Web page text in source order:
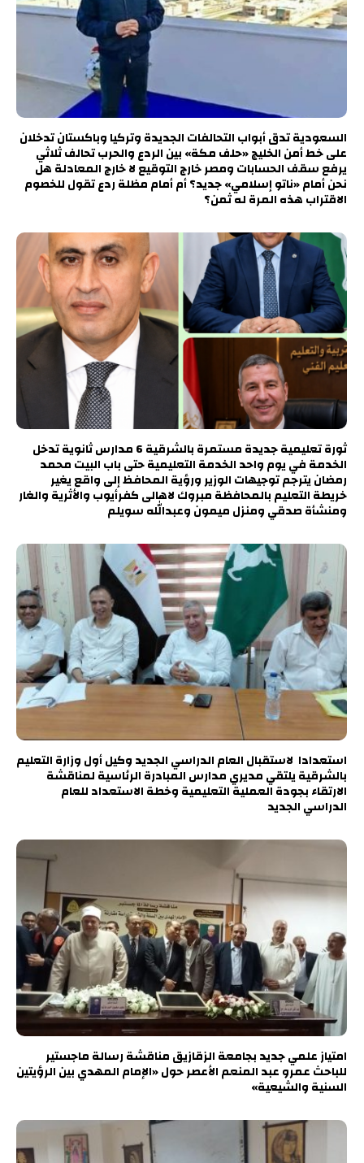
السعودية تدق أبواب التحالفات الجديدة وتركيا وباكستان تدخلان
على خط أمن الخليج «حلف مكة» بين الردع والحرب تحالف ثلاثي
يرفع سقف الحسابات ومصر خارج التوقيع لا خارج المعادلة هل
نحن أمام «ناتو إسلامي» جديد؟ أم أمام مظلة ردع تقول للخصوم
الاقتراب هذه المرة له ثمن؟
ثورة تعليمية جديدة مستمرة بالشرقية 6 مدارس ثانوية تدخل
الخدمة في يوم واحد الخدمة التعليمية حتى باب البيت محمد
رمضان يترجم توجيهات الوزير ورؤية المحافظ إلى واقع يغير
خريطة التعليم بالمحافظة مبروك لاهالى كفرأيوب والأثرية والغار
ومنشأة صدقي ومنزل ميمون وعبدالله سويلم
استعدادا لاستقبال العام الدراسي الجديد وكيل أول وزارة التعليم
بالشرقية يلتقي مديري مدارس المبادرة الرئاسية لمناقشة
الارتقاء بجودة العملية التعليمية وخطة الاستعداد للعام
الدراسي الجديد
امتياز علمي جديد بجامعة الزقازيق مناقشة رسالة ماجستير
للباحث عمرو عبد المنعم الأعصر حول «الإمام المهدي بين الرؤيتين
السنية والشيعية»